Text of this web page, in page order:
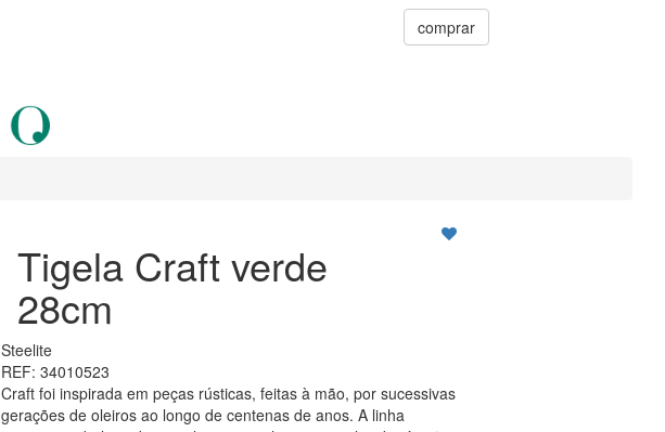
comprar
Tigela Craft verde
28cm
Steelite
REF: 34010523
Craft foi inspirada em peças rústicas, feitas à mão, por sucessivas
gerações de oleiros ao longo de centenas de anos. A linha